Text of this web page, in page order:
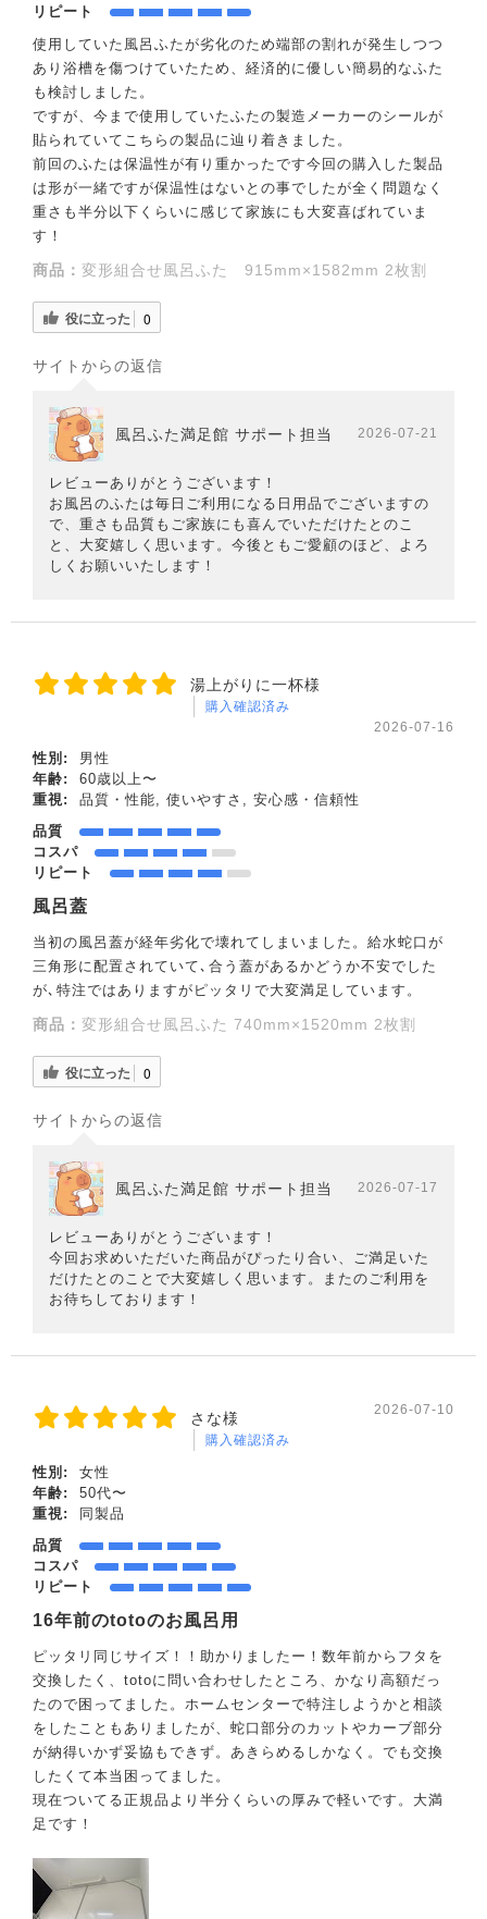
リピート
使用していた風呂ふたが劣化のため端部の割れが発生しつつ
あり浴槽を傷つけていたため、経済的に優しい簡易的なふた
も検討しました。
ですが、今まで使用していたふたの製造メーカーのシールが
貼られていてこちらの製品に辿り着きました。
前回のふたは保温性が有り重かったです今回の購入した製品
は形が一緒ですが保温性はないとの事でしたが全く問題なく
重さも半分以下くらいに感じて家族にも大変喜ばれていま
す！
商品： 変形組合せ風呂ふた 915mm×1582mm 2枚割
役に立った 0
サイトからの返信
風呂ふた満足館 サポート担当 2026-07-21
レビューありがとうございます！
お風呂のふたは毎日ご利用になる日用品でございますの
で、重さも品質もご家族にも喜んでいただけたとのこ
と、大変嬉しく思います。今後ともご愛顧のほど、よろ
しくお願いいたします！
湯上がりに一杯様
購入確認済み
2026-07-16
性別:
男性
年齢:
60歳以上〜
重視:
品質・性能, 使いやすさ, 安心感・信頼性
品質
コスパ
リピート
風呂蓋
当初の風呂蓋が経年劣化で壊れてしまいました。給水蛇口が
三角形に配置されていて､合う蓋があるかどうか不安でした
が､特注ではありますがピッタリで大変満足しています。
商品： 変形組合せ風呂ふた 740mm×1520mm 2枚割
役に立った 0
サイトからの返信
風呂ふた満足館 サポート担当 2026-07-17
レビューありがとうございます！
今回お求めいただいた商品がぴったり合い、ご満足いた
だけたとのことで大変嬉しく思います。またのご利用を
お待ちしております！
さな様
購入確認済み
2026-07-10
性別:
女性
年齢:
50代〜
重視:
同製品
品質
コスパ
リピート
16年前のtotoのお風呂用
ピッタリ同じサイズ！！助かりましたー！数年前からフタを
交換したく、totoに問い合わせしたところ、かなり高額だっ
たので困ってました。ホームセンターで特注しようかと相談
をしたこともありましたが、蛇口部分のカットやカーブ部分
が納得いかず妥協もできず。あきらめるしかなく。でも交換
したくて本当困ってました。
現在ついてる正規品より半分くらいの厚みで軽いです。大満
足です！